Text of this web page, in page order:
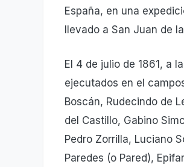
España, en una
llevado a San Juan de
El 4 de julio de 1861, a
ejecutados en el
Boscán, Rudecindo de
del Castillo, Gabino
Pedro Zorrilla, Luciano
Paredes (o Pared),